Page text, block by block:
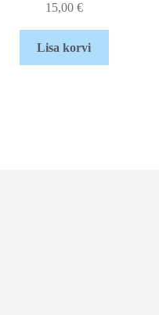
15,00 €
Lisa korvi